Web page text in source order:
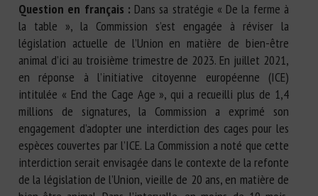
Question en français : Dans sa stratégie « De la ferme à
la table », la Commission s’est engagée à réviser la
législation actuelle de l’Union en matière de bien-être
animal d’ici au troisième trimestre de 2023. En juillet 2021,
en réponse à l’initiative citoyenne européenne (ICE)
intitulée « End the Cage Age », qui a recueilli plus de 1,4
millions de signatures, la Commission a exprimé son
engagement d’adopter une interdiction des cages pour les
espèces couvertes par l’ICE. La Commission a noté que cette
interdiction serait envisagée dans le contexte de la refonte
de la législation de l’Union, vieille de 20 ans, en matière de